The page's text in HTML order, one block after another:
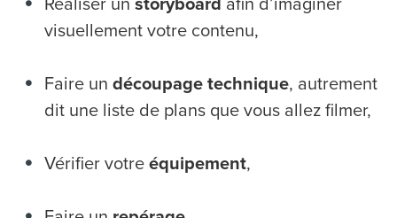
Réaliser un storyboard afin d’imaginer
visuellement votre contenu,
Faire un découpage technique, autrement
dit une liste de plans que vous allez filmer,
Vérifier votre équipement,